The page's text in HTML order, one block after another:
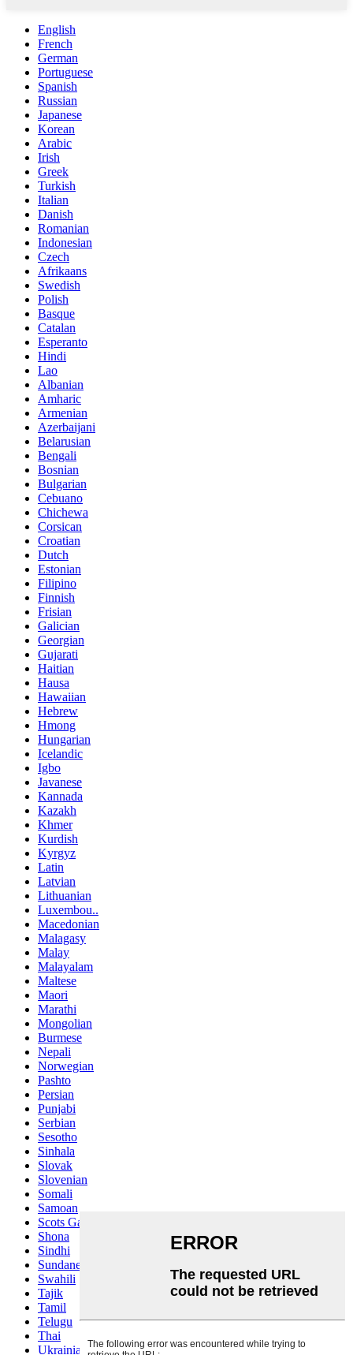
English
French
German
Portuguese
Spanish
Russian
Japanese
Korean
Arabic
Irish
Greek
Turkish
Italian
Danish
Romanian
Indonesian
Czech
Afrikaans
Swedish
Polish
Basque
Catalan
Esperanto
Hindi
Lao
Albanian
Amharic
Armenian
Azerbaijani
Belarusian
Bengali
Bosnian
Bulgarian
Cebuano
Chichewa
Corsican
Croatian
Dutch
Estonian
Filipino
Finnish
Frisian
Galician
Georgian
Gujarati
Haitian
Hausa
Hawaiian
Hebrew
Hmong
Hungarian
Icelandic
Igbo
Javanese
Kannada
Kazakh
Khmer
Kurdish
Kyrgyz
Latin
Latvian
Lithuanian
Luxembou..
Macedonian
Malagasy
Malay
Malayalam
Maltese
Maori
Marathi
Mongolian
Burmese
Nepali
Norwegian
Pashto
Persian
Punjabi
Serbian
Sesotho
Sinhala
Slovak
Slovenian
Somali
Samoan
Scots Gaelic
Shona
Sindhi
Sundanese
Swahili
Tajik
Tamil
Telugu
Thai
Ukrainian